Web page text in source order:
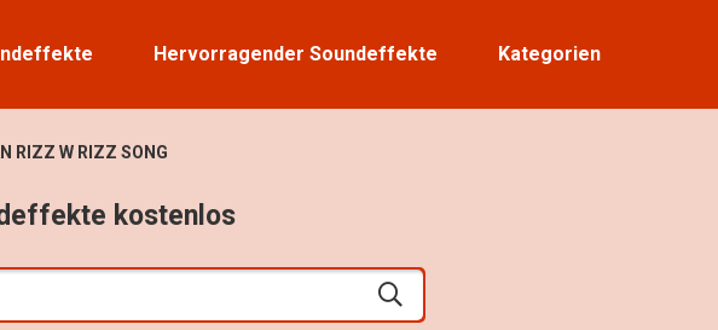
Hervorragender Soundeffekte Kategorien
RIZZ W RIZZ SONG
kostenlos